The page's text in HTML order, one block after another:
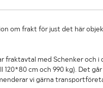
om frakt för just det här
fraktavtal med Schenker och
120*80 cm och 990 kg). Det
vi gärna